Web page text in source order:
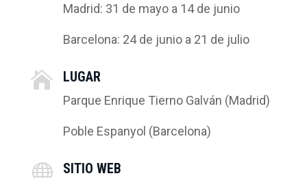
Madrid: 31 de mayo a 14 de junio
Barcelona: 24 de junio a 21 de julio
 LUGAR
Parque Enrique Tierno Galván (Madrid)
Poble Espanyol (Barcelona)
 SITIO WEB